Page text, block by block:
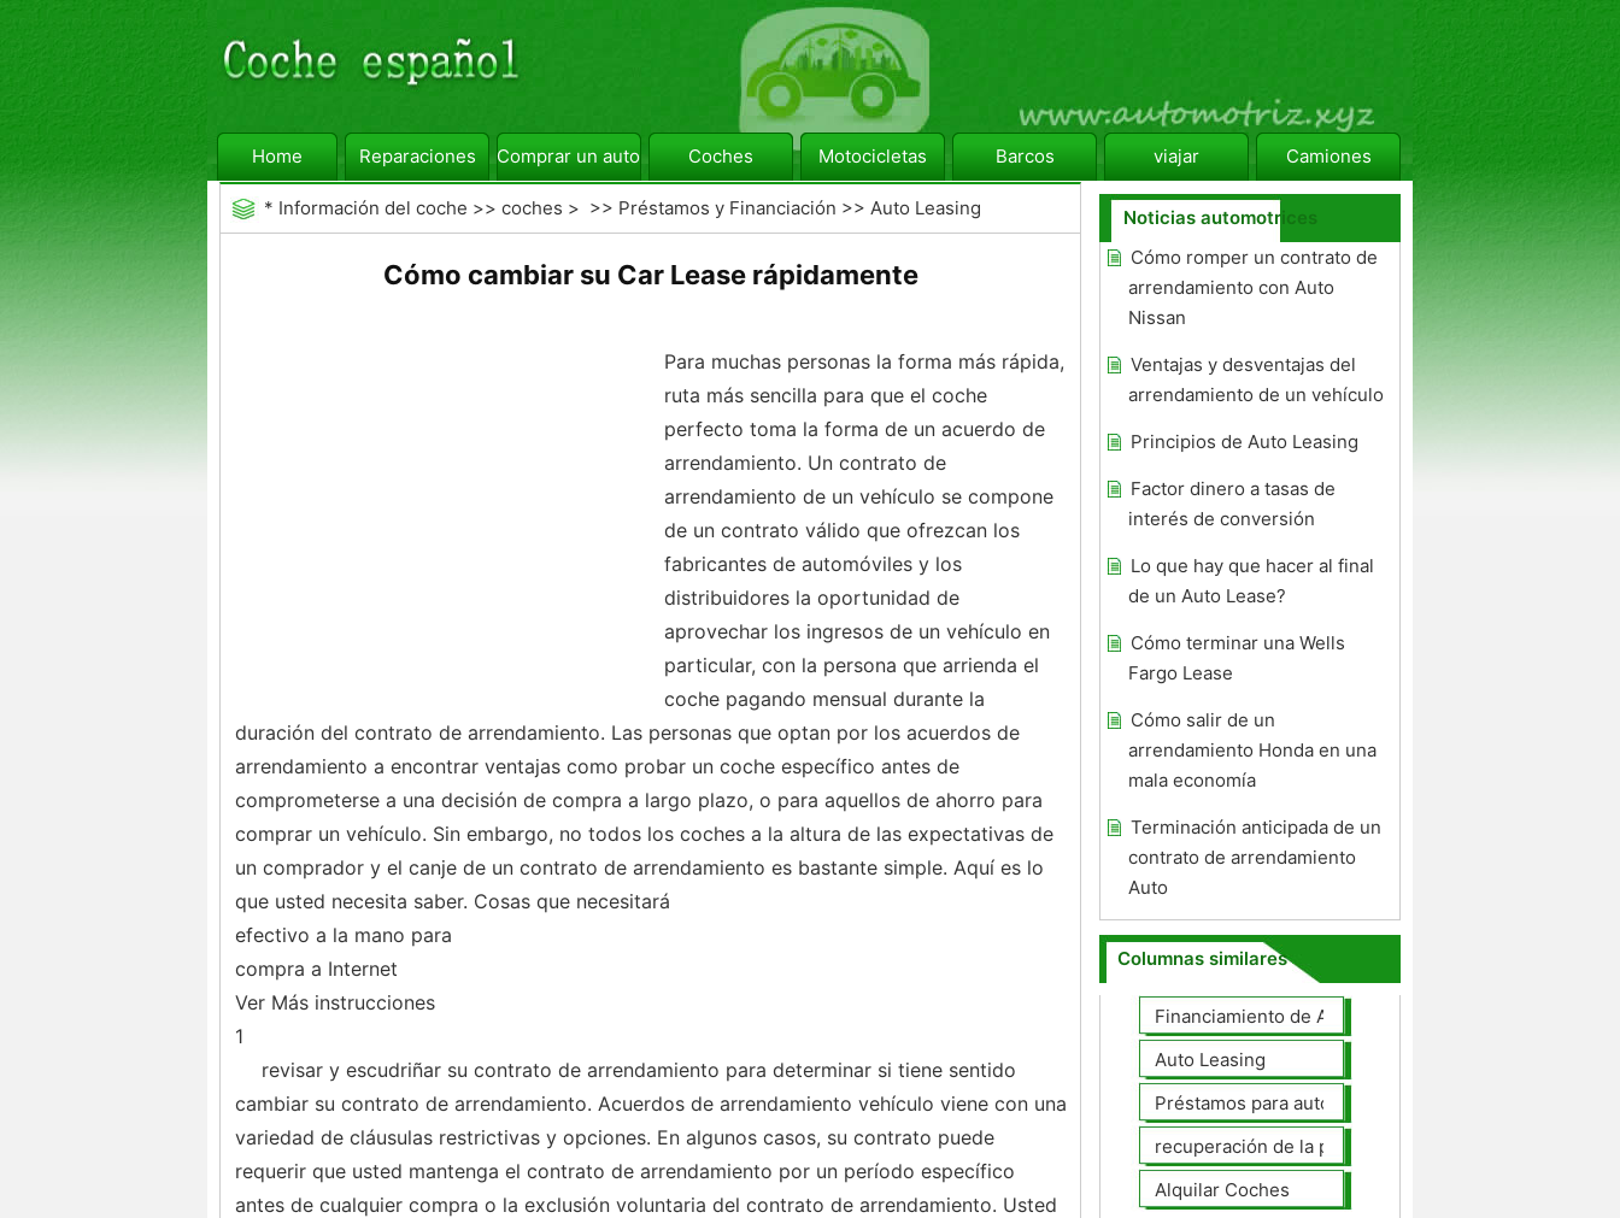
Home Reparaciones Comprar un automóvil Coches Motocicletas Barcos viajar Camiones
* Información del coche >> coches > >> Préstamos y Financiación >> Auto Leasing
Cómo cambiar su Car Lease rápidamente
Para muchas personas la forma más rápida,
ruta más sencilla para que el coche
perfecto toma la forma de un acuerdo de
arrendamiento. Un contrato de
arrendamiento de un vehículo se compone
de un contrato válido que ofrezcan los
fabricantes de automóviles y los
distribuidores la oportunidad de
aprovechar los ingresos de un vehículo en
particular, con la persona que arrienda el
coche pagando mensual durante la
duración del contrato de arrendamiento. Las personas que optan por los acuerdos de
arrendamiento a encontrar ventajas como probar un coche específico antes de
comprometerse a una decisión de compra a largo plazo, o para aquellos de ahorro para
comprar un vehículo. Sin embargo, no todos los coches a la altura de las expectativas de
un comprador y el canje de un contrato de arrendamiento es bastante simple. Aquí es lo
que usted necesita saber. Cosas que necesitará
efectivo a la mano para
compra a Internet
Ver Más instrucciones
1
revisar y escudriñar su contrato de arrendamiento para determinar si tiene sentido
cambiar su contrato de arrendamiento. Acuerdos de arrendamiento vehículo viene con una
variedad de cláusulas restrictivas y opciones. En algunos casos, su contrato puede
requerir que usted mantenga el contrato de arrendamiento por un período específico
antes de cualquier compra o la exclusión voluntaria del contrato de arrendamiento. Usted
Noticias automotrices
Cómo romper un contrato de
arrendamiento con Auto
Nissan
Ventajas y desventajas del
arrendamiento de un vehículo
Principios de Auto Leasing
Factor dinero a tasas de
interés de conversión
Lo que hay que hacer al final
de un Auto Lease?
Cómo terminar una Wells
Fargo Lease
Cómo salir de un
arrendamiento Honda en una
mala economía
Terminación anticipada de un
contrato de arrendamiento
Auto
Columnas similares
Financiamiento de Autos
Auto Leasing
Préstamos para autos
recuperación de la posesión de coches
Alquilar Coches